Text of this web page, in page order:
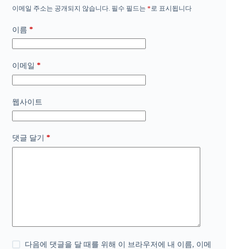
이메일 주소는 공개되지 않습니다. 필수 필드는 * 로 표시됩니다
이름 *
이메일 *
웹사이트
댓글 달기 *
다음에 댓글을 달 때를 위해 이 브라우저에 내 이름, 이메